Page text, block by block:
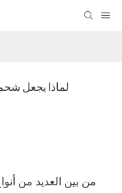
لماذا يجعل
من بين العديد من